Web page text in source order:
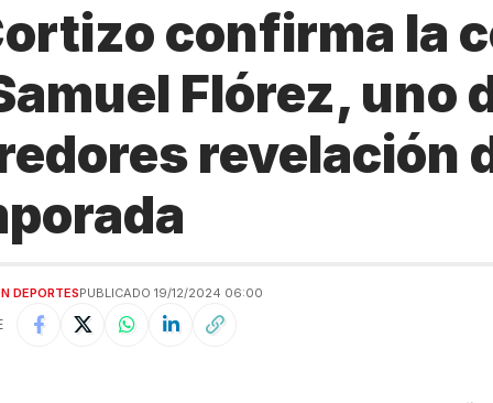
confirma la
Flórez, uno
revelación
DEPORTESPUBLICADO 19/12/2024 06:00